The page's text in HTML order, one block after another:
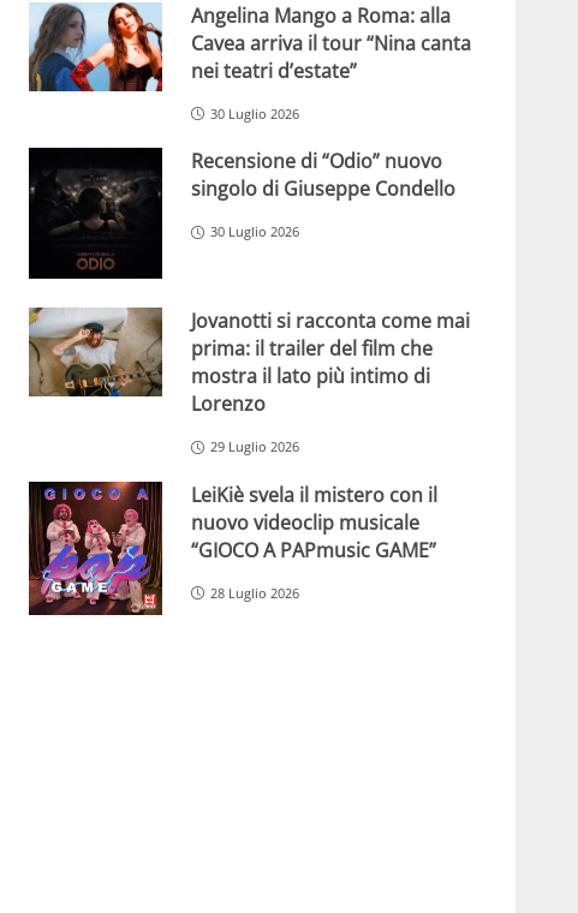
Angelina Mango a Roma: alla
Cavea arriva il tour “Nina canta
nei teatri d’estate”
30 Luglio 2026
Recensione di “Odio” nuovo
singolo di Giuseppe Condello
30 Luglio 2026
Jovanotti si racconta come mai
prima: il trailer del film che
mostra il lato più intimo di
Lorenzo
29 Luglio 2026
LeiKiè svela il mistero con il
nuovo videoclip musicale
“GIOCO A PAPmusic GAME”
28 Luglio 2026